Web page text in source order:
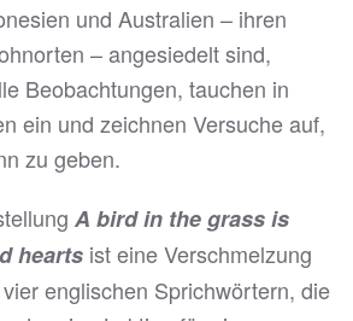
und Australien – ihren
– angesiedelt sind,
Beobachtungen, tauchen in
ein und zeichnen Versuche auf,
zu geben.
A bird in the grass is
hearts ist eine Verschmelzung
englischen Sprichwörtern, die